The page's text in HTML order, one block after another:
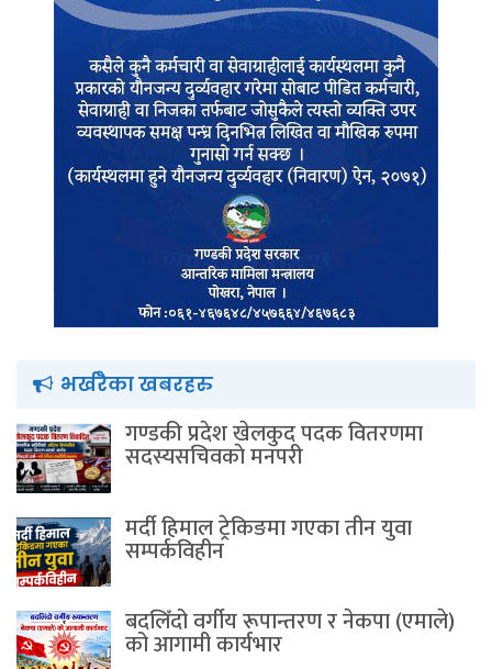
भर्खरैका खबरहरु
गण्डकी प्रदेश खेलकुद पदक वितरणमा
सदस्यसचिवकाे मनपरी
मर्दी हिमाल ट्रेकिङमा गएका तीन युवा
सम्पर्कविहीन
बदलिँदो वर्गीय रूपान्तरण र नेकपा (एमाले)
को आगामी कार्यभार